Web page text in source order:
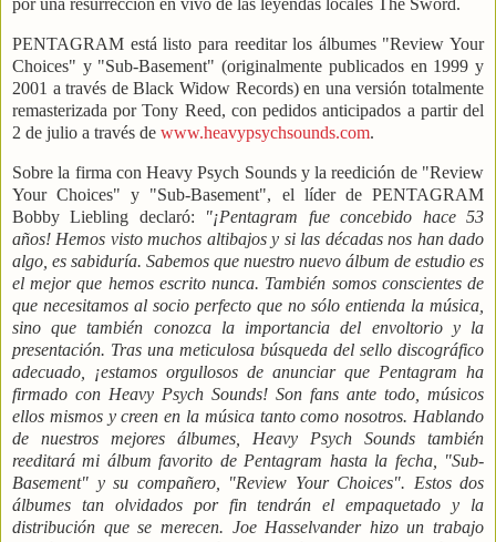
por una resurrección en vivo de las leyendas locales The Sword.
PENTAGRAM está listo para reeditar los álbumes "Review Your
Choices" y "Sub-Basement" (originalmente publicados en 1999 y
2001 a través de Black Widow Records) en una versión totalmente
remasterizada por Tony Reed, con pedidos anticipados a partir del
2 de julio a través de www.heavypsychsounds.com.
Sobre la firma con Heavy Psych Sounds y la reedición de "Review
Your Choices" y "Sub-Basement", el líder de PENTAGRAM
Bobby Liebling declaró:
"¡Pentagram fue concebido hace 53
años! Hemos visto muchos altibajos y si las décadas nos han dado
algo, es sabiduría. Sabemos que nuestro nuevo álbum de estudio es
el mejor que hemos escrito nunca. También somos conscientes de
que necesitamos al socio perfecto que no sólo entienda la música,
sino que también conozca la importancia del envoltorio y la
presentación. Tras una meticulosa búsqueda del sello discográfico
adecuado, ¡estamos orgullosos de anunciar que Pentagram ha
firmado con Heavy Psych Sounds! Son fans ante todo, músicos
ellos mismos y creen en la música tanto como nosotros. Hablando
de nuestros mejores álbumes, Heavy Psych Sounds también
reeditará mi álbum favorito de Pentagram hasta la fecha, "Sub-
Basement" y su compañero, "Review Your Choices". Estos dos
álbumes tan olvidados por fin tendrán el empaquetado y la
distribución que se merecen. Joe Hasselvander hizo un trabajo